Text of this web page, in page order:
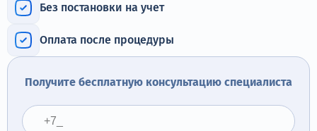
+7 (905) 483-87-88
Адрес call-центра
Тверь, Советская улица, 41
Без постановки на учет
Оплата после процедуры
Получите бесплатную консультацию специалиста